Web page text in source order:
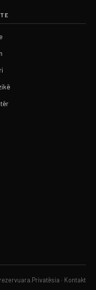
Privatësia · Kontakt